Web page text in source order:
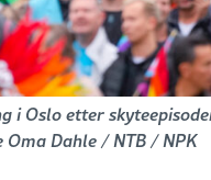
i Oslo etter
Dahle / NTB / NPK